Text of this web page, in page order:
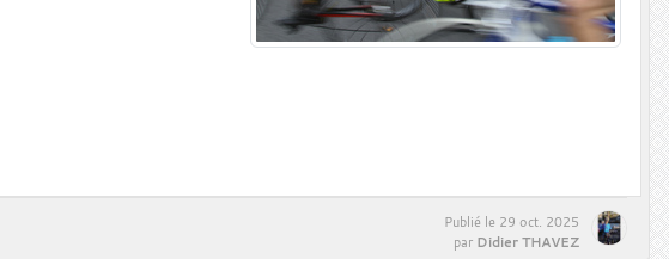
Publié le 29 oct. 2025
par Didier THAVEZ